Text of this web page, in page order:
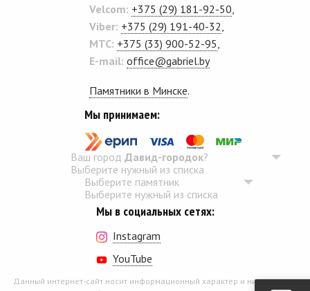
Velcom: +375 (29) 181-92-50,
Viber: +375 (29) 191-40-32,
MTC: +375 (33) 900-52-95,
E-mail: office@gabriel.by
Памятники в Минске.
Мы принимаем:
Ваш городДавид-городок?
Выберите нужный из списка
Выберите памятник
Выберите нужный из списка
Мы в социальных сетях:
Instagram
YouTube
Данный интернет-сайт носит информационный характер и ни при каких